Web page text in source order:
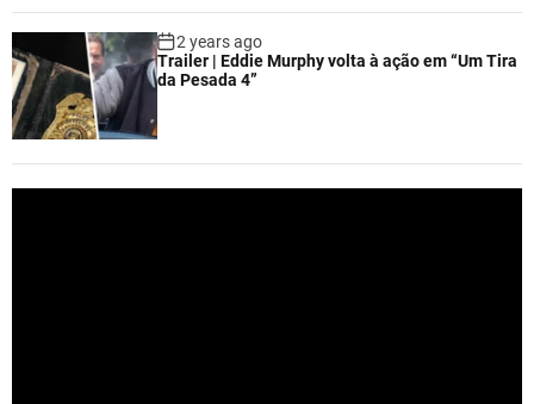
2 years ago
Trailer | Eddie Murphy volta à ação em “Um Tira
da Pesada 4”